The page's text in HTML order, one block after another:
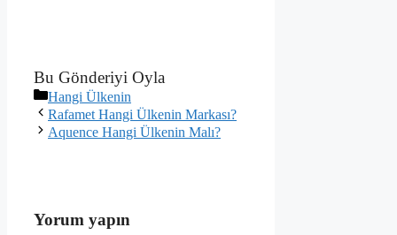
Bu Gönderiyi Oyla
Kategoriler
Hangi Ülkenin
Rafamet Hangi Ülkenin Markası?
Aquence Hangi Ülkenin Malı?
Yorum yapın